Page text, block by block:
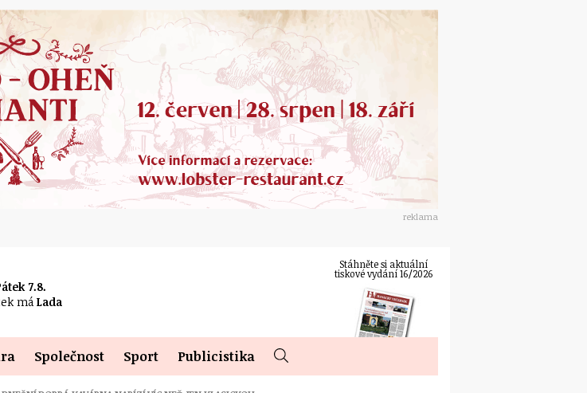
reklama
7.8.
má Lada
Stáhněte si aktuální
tiskové vydání 16/2026
Společnost Sport Publicistika